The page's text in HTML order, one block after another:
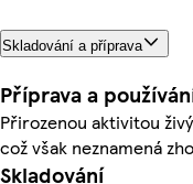
Skladování a příprava
Příprava a
Přirozenou aktivitou
což však neznamená
Skladování